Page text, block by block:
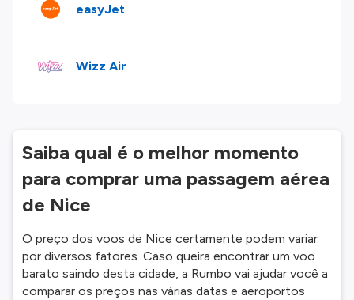
easyJet
Wizz Air
Saiba qual é o melhor momento
para comprar uma passagem aérea
de Nice
O preço dos voos de Nice certamente podem variar
por diversos fatores. Caso queira encontrar um voo
barato saindo desta cidade, a Rumbo vai ajudar você a
comparar os preços nas várias datas e aeroportos